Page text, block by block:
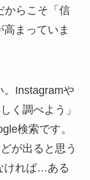
からこそ「信
まっていま
。Instagramや
く調べよう」
検索です。
が出ると思う
ければ…ある